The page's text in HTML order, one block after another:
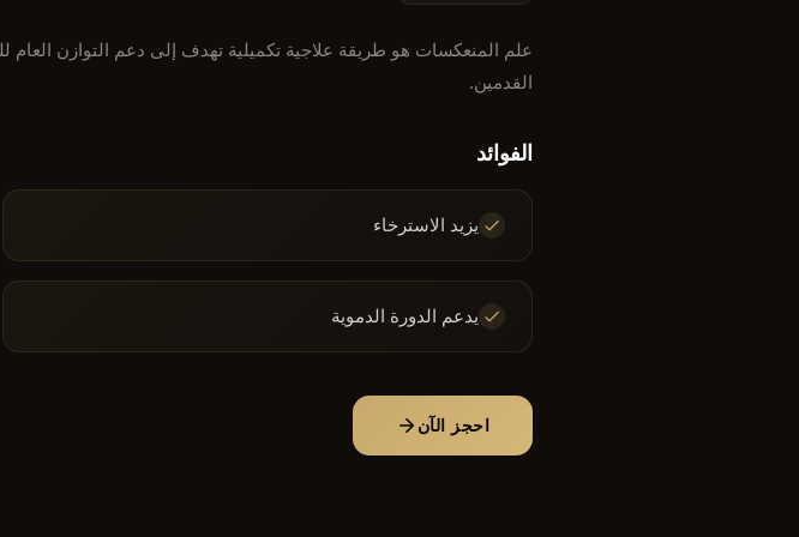
علم المنعكسات هو طريقة علاجية تكميلية تهدف إلى دعم التوازن
القدمين.
الفوائد
يزيد الاسترخاء
يدعم الدورة الدموية
احجز الآن